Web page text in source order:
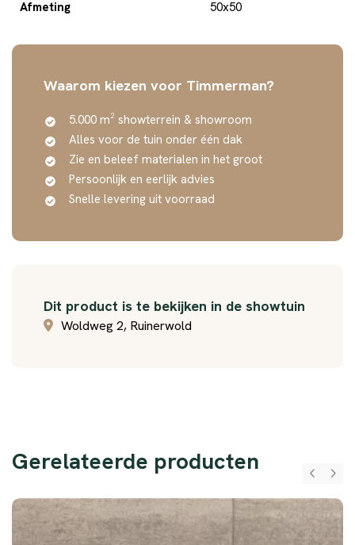
Afmeting
50x50
Waarom kiezen voor Timmerman?
5.000 m² showterrein & showroom
Alles voor de tuin onder één dak
Zie en beleef materialen in het groot
Persoonlijk en eerlijk advies
Snelle levering uit voorraad
Dit product is te bekijken in de showtuin
Woldweg 2, Ruinerwold
Gerelateerde producten